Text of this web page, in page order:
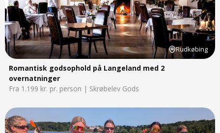
Rudkøbing
Romantisk godsophold på Langeland med 2
overnatninger
Fra 1.199 kr. pr. person | Skrøbelev Gods